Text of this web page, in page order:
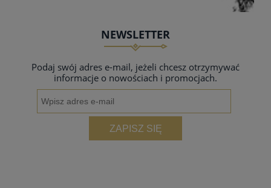
NEWSLETTER
Podaj swój adres e-mail, jeżeli chcesz otrzymywać
informacje o nowościach i promocjach.
ZAPISZ SIĘ